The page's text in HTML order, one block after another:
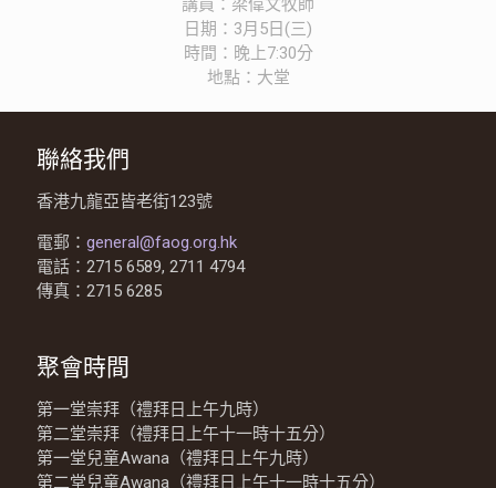
講員：梁偉文牧師
日期：3月5日(三)
時間：晚上7:30分
地點：大堂
聯絡我們
香港九龍亞皆老街123號
電郵： general@faog.org.hk
電話：2715 6589, 2711 4794
傳真：2715 6285
聚會時間
第一堂崇拜（禮拜日上午九時）
第二堂崇拜（禮拜日上午十一時十五分）
第一堂兒童Awana（禮拜日上午九時）
第二堂兒童Awana（禮拜日上午十一時十五分）